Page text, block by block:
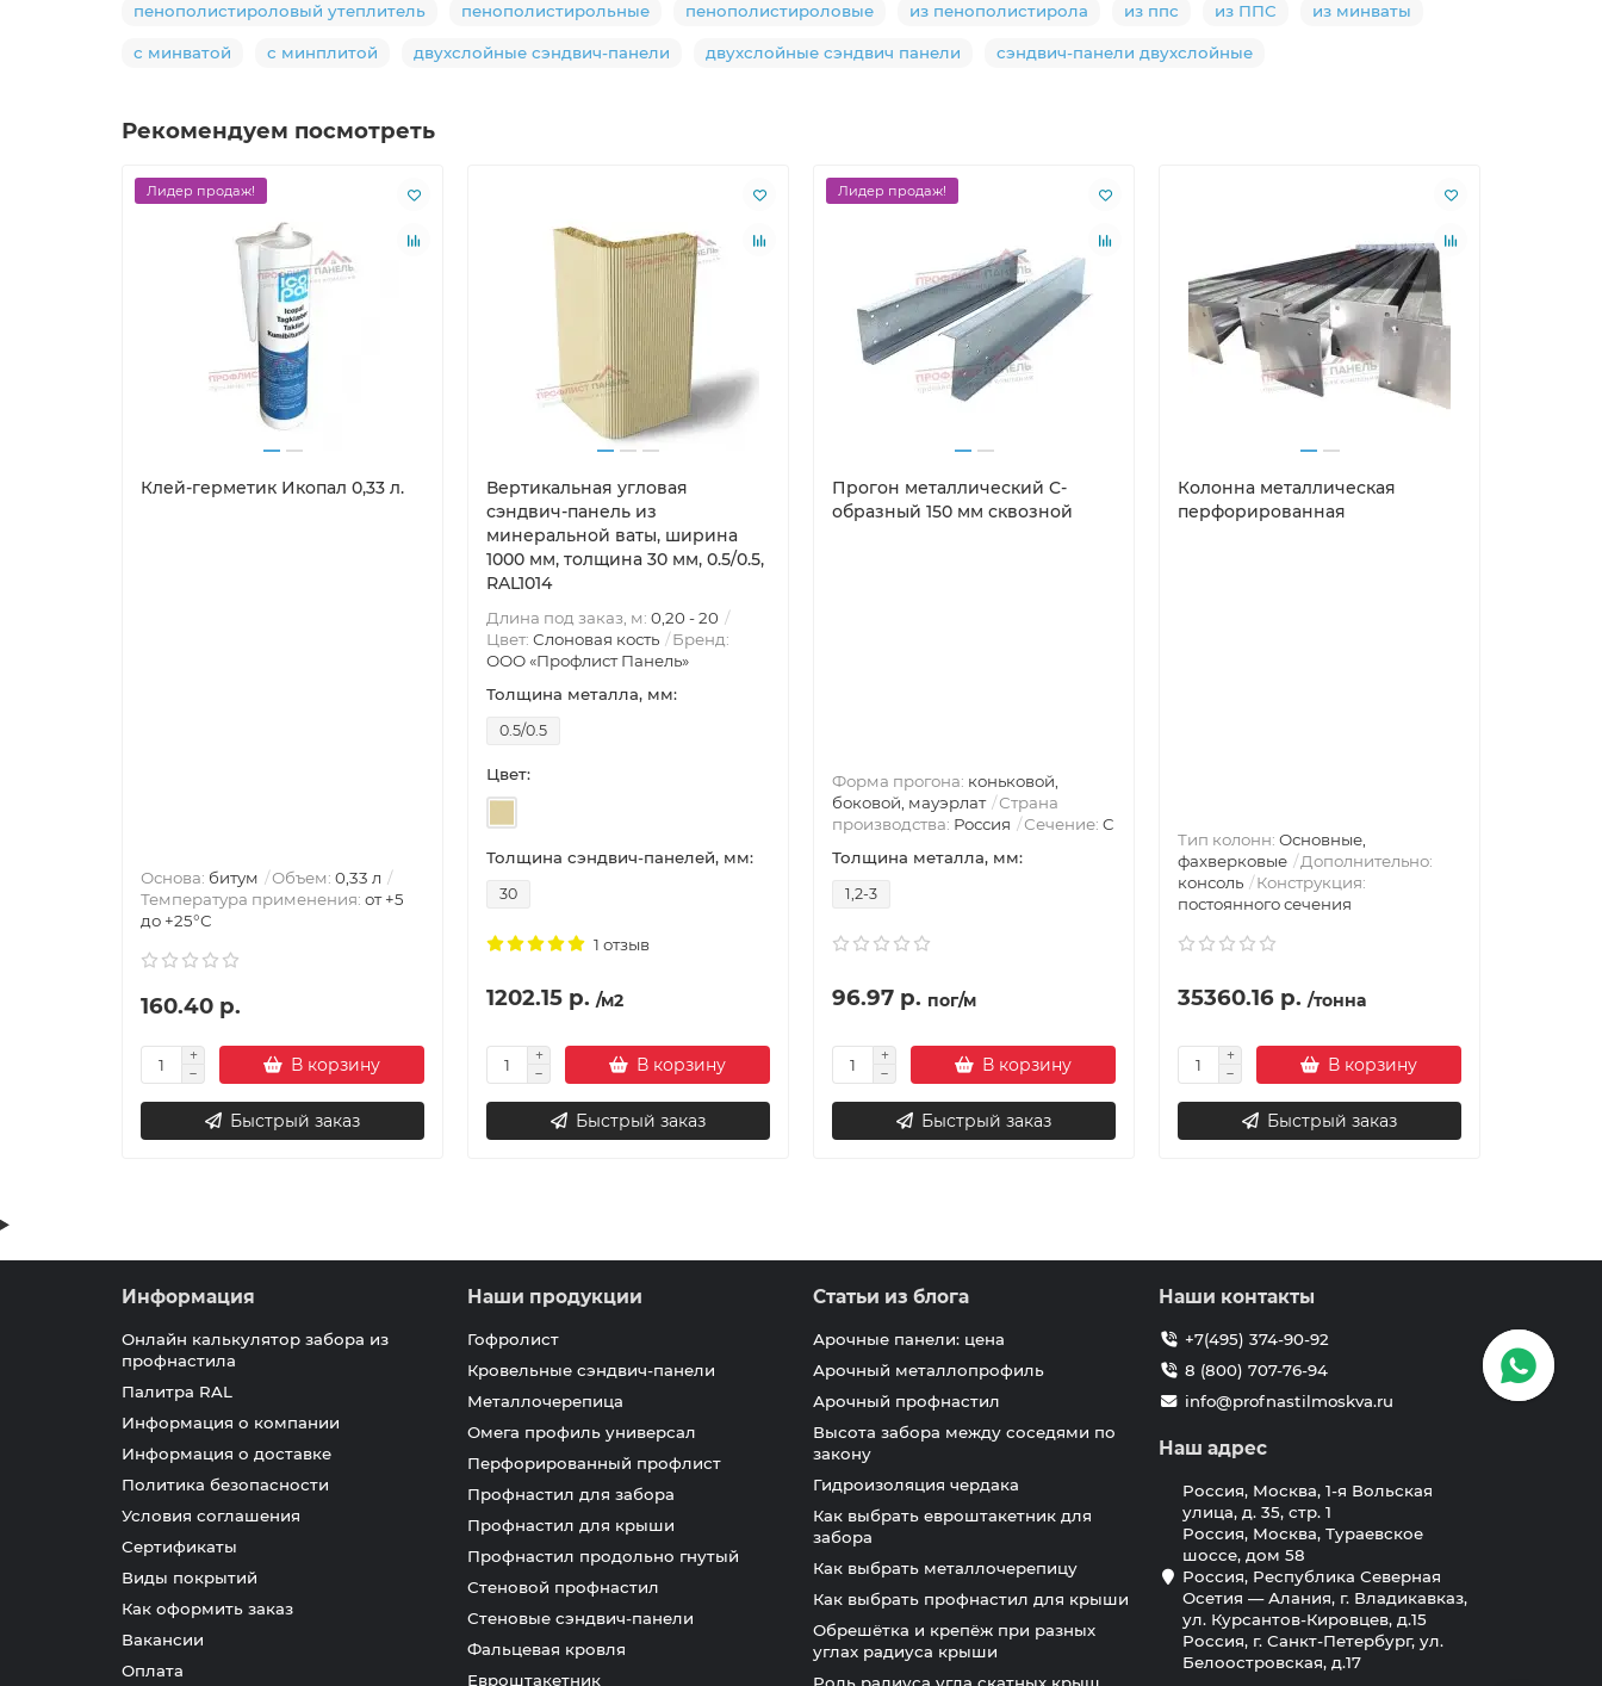
пенополистироловый утеплитель пенополистирольные пенополистироловые из пенополистирола из ппс из ППС из минваты
с минватой с минплитой двухслойные сэндвич-панели двухслойные сэндвич панели сэндвич-панели двухслойные
Рекомендуем посмотреть
Лидер продаж!
Клей-герметик Икопал 0,33 л.
Основа: битум Объем: 0,33 л
Температура применения: от +5
до +25°С
160.40 р.
В корзину
Быстрый заказ
Вертикальная угловая
сэндвич-панель из
минеральной ваты, ширина
1000 мм, толщина 30 мм, 0.5/0.5,
RAL1014
Длина под заказ, м: 0,20 - 20
Цвет: Слоновая кость
Бренд:
ООО «Профлист Панель»
Толщина металла, мм:
0.5/0.5
Цвет:
Толщина сэндвич-панелей, мм:
30
1 отзыв
1202.15 р. /м2
В корзину
Быстрый заказ
Лидер продаж!
Прогон металлический C-
образный 150 мм сквозной
Форма прогона: коньковой,
боковой, мауэрлат
Страна
производства: Россия Сечение: C
Толщина металла, мм:
1,2-3
96.97 р. пог/м
В корзину
Быстрый заказ
Колонна металлическая
перфорированная
Тип колонн: Основные,
фахверковые
Дополнительно:
консоль
Конструкция:
постоянного сечения
35360.16 р. /тонна
В корзину
Быстрый заказ
Информация
Онлайн калькулятор забора из
профнастила
Палитра RAL
Информация о компании
Информация о доставке
Политика безопасности
Условия соглашения
Сертификаты
Виды покрытий
Как оформить заказ
Вакансии
Оплата
Наши продукции
Гофролист
Кровельные сэндвич-панели
Металлочерепица
Омега профиль универсал
Перфорированный профлист
Профнастил для забора
Профнастил для крыши
Профнастил продольно гнутый
Стеновой профнастил
Стеновые сэндвич-панели
Фальцевая кровля
Евроштакетник
Статьи из блога
Арочные панели: цена
Арочный металлопрофиль
Арочный профнастил
Высота забора между соседями по
закону
Гидроизоляция чердака
Как выбрать евроштакетник для
забора
Как выбрать металлочерепицу
Как выбрать профнастил для крыши
Обрешётка и крепёж при разных
углах радиуса крыши
Наши контакты
+7(495) 374-90-92
8 (800) 707-76-94
info@profnastilmoskva.ru
Наш адрес
Россия, Москва, 1-я Вольская
улица, д. 35, стр. 1
Россия, Москва, Тураевское
шоссе, дом 58
Россия, Республика Северная
Осетия — Алания, г. Владикавказ,
ул. Курсантов-Кировцев, д.15
Россия, г. Санкт-Петербург, ул.
Белоостровская, д.17